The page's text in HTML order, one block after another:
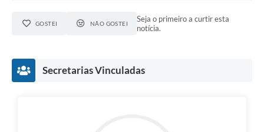
GOSTEI NÃO GOSTEI
Seja o primeiro a curtir esta
notícia.
Secretarias Vinculadas